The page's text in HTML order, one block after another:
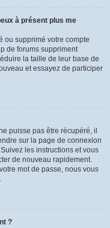
à présent plus me
ou supprimé votre compte
de forums suppriment
la taille de leur base de
et essayez de participer
puisse pas être récupéré, il
sur la page de connexion
les instructions et vous
de nouveau rapidement.
mot de passe, nous vous
?